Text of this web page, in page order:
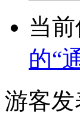
当前
的“
游客发